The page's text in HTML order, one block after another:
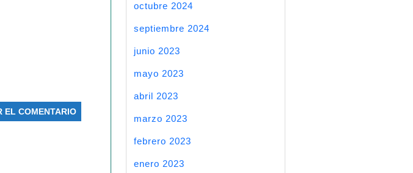
octubre 2024
septiembre 2024
junio 2023
mayo 2023
abril 2023
marzo 2023
febrero 2023
enero 2023